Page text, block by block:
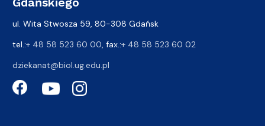
ul. Wita Stwosza 59, 80-308 Gdańsk
tel.:+ 48 58 523 60 00, fax.:+ 48 58 523 60 02
dziekanat@biol.ug.edu.pl